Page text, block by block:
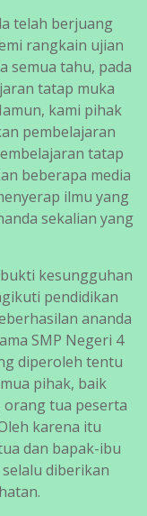
telah berjuang
rangkain ujian
semua tahu, pada
tatap muka
kami pihak
pembelajaran
tatap
beberapa media
ilmu yang
sekalian yang
kesungguhan
pendidikan
ananda
SMP Negeri 4
diperoleh tentu
pihak, baik
orang tua peserta
karena itu
dan bapak-ibu
diberikan